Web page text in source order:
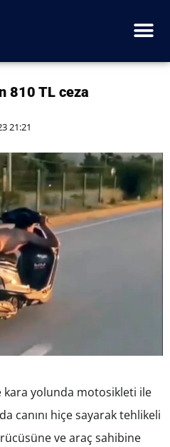
810 TL ceza
21:21
kara yolunda motosikleti ile
canını hiçe sayarak tehlikeli
ve araç sahibine